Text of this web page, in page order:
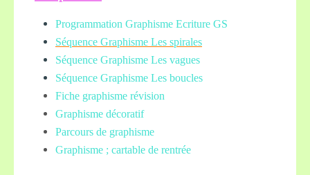
Programmation Graphisme Ecriture GS
Séquence Graphisme Les spirales
Séquence Graphisme Les vagues
Séquence Graphisme Les boucles
Fiche graphisme révision
Graphisme décoratif
Parcours de graphisme
Graphisme ; cartable de rentrée